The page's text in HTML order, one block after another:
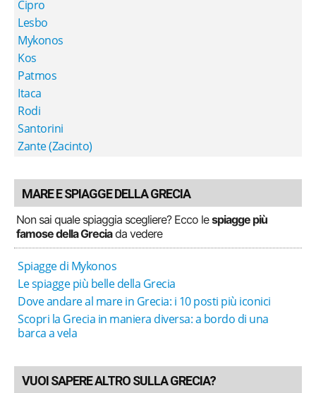
Cipro
Lesbo
Mykonos
Kos
Patmos
Itaca
Rodi
Santorini
Zante (Zacinto)
MARE E SPIAGGE DELLA GRECIA
Non sai quale spiaggia scegliere? Ecco lespiagge più
famose della Greciada vedere
Spiagge di Mykonos
Le spiagge più belle della Grecia
Dove andare al mare in Grecia: i 10 posti più iconici
Scopri la Grecia in maniera diversa: a bordo di una
barca a vela
VUOI SAPERE ALTRO SULLA GRECIA?